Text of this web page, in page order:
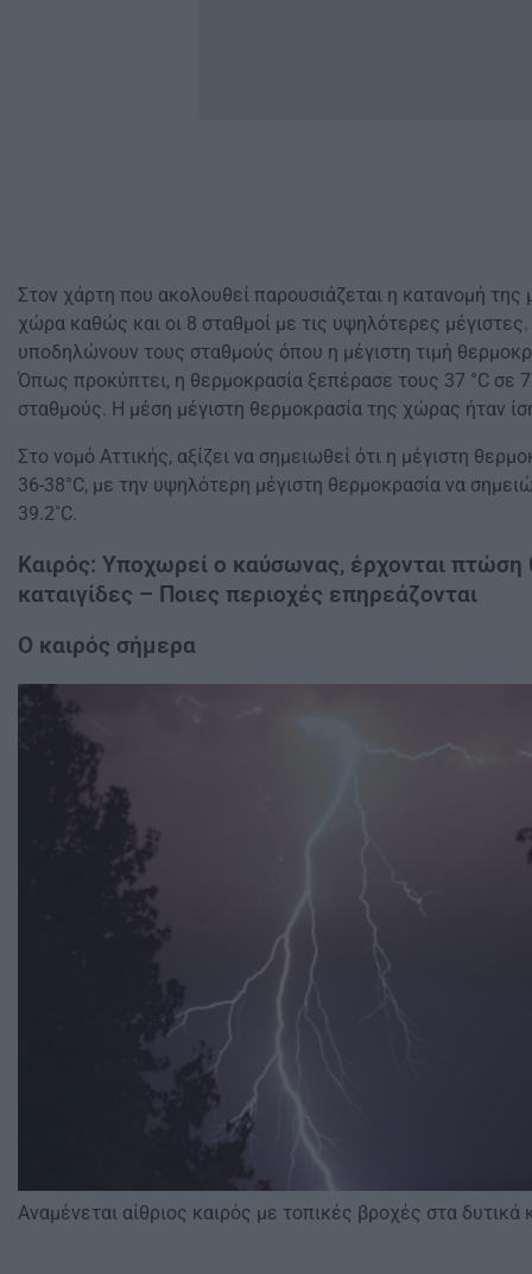
Στον χάρτη που ακολουθεί παρουσιάζεται η κατανομή της
χώρα καθώς και οι 8 σταθμοί με τις υψηλότερες μέγιστες.
υποδηλώνουν τους σταθμούς όπου η μέγιστη τιμή
Όπως προκύπτει, η θερμοκρασία ξεπέρασε τους 37 °C σε
σταθμούς. Η μέση μέγιστη θερμοκρασία της χώρας ήταν
Στο νομό Αττικής, αξίζει να σημειωθεί ότι η μέγιστη
36-38°C, με την υψηλότερη μέγιστη θερμοκρασία να
39.2˚C.
Καιρός: Υποχωρεί ο καύσωνας, έρχονται πτώση
καταιγίδες – Ποιες περιοχές επηρεάζονται
Ο καιρός σήμερα
Aναμένεται αίθριος καιρός με τοπικές βροχές στα δυτικά